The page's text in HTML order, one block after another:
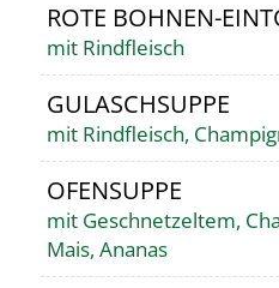
ROTE BOHNEN-
mit Rindfleisch
GULASCHSUPPE
mit Rindfleisch,
OFENSUPPE
mit Geschnetzeltem,
Mais, Ananas